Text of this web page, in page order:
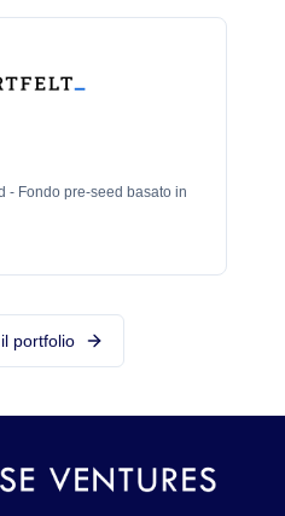
- Fondo pre-seed basato in
portfolio